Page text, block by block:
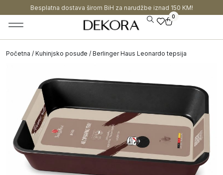
Besplatna dostava širom BiH za narudžbe iznad 150 KM!
0
Početna / Kuhinjsko posuđe / Berlinger Haus Leonardo tepsija